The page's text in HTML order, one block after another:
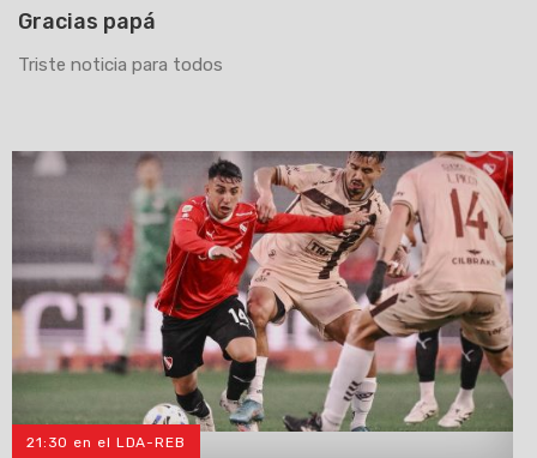
Gracias papá
Triste noticia para todos
21:30 en el LDA-REB